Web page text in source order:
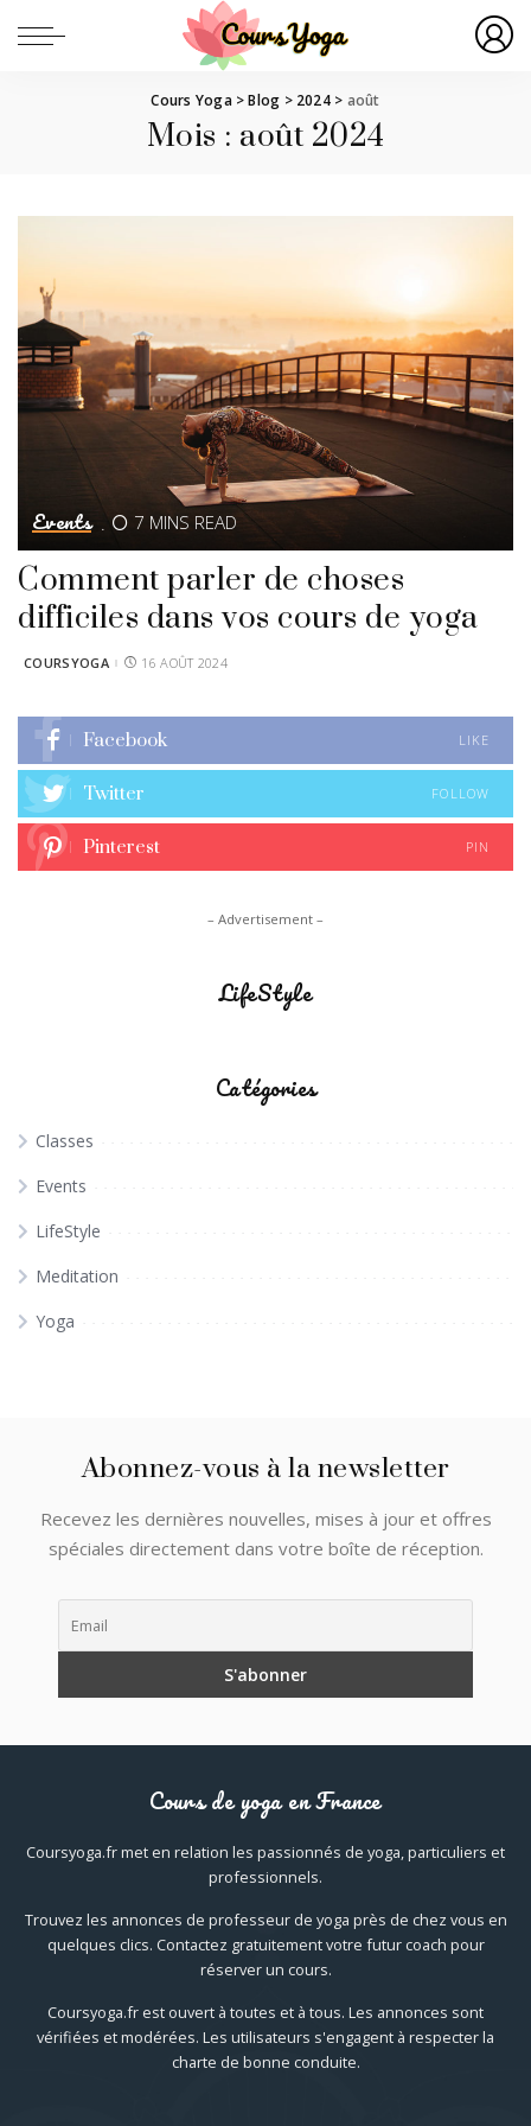
Cours Yoga>Blog > 2024> août
Mois : août 2024
Events 7 MINS READ
Comment parler de choses
difficiles dans vos cours de yoga
POSTED
COURSYOGA 16 AOÛT 2024
Facebook LIKE
Twitter FOLLOW
Pinterest PIN
– Advertisement –
LifeStyle
Catégories
Classes
Events
LifeStyle
Meditation
Yoga
Abonnez-vous à la newsletter
Recevez les dernières nouvelles, mises à jour et offres
spéciales directement dans votre boîte de réception.
Cours de yoga en France
Coursyoga.fr met en relation les passionnés de yoga, particuliers et
professionnels.
Trouvez les annonces de professeur de yoga près de chez vous en
quelques clics. Contactez gratuitement votre futur coach pour
réserver un cours.
Coursyoga.fr est ouvert à toutes et à tous. Les annonces sont
vérifiées et modérées. Les utilisateurs s'engagent à respecter la
charte de bonne conduite.